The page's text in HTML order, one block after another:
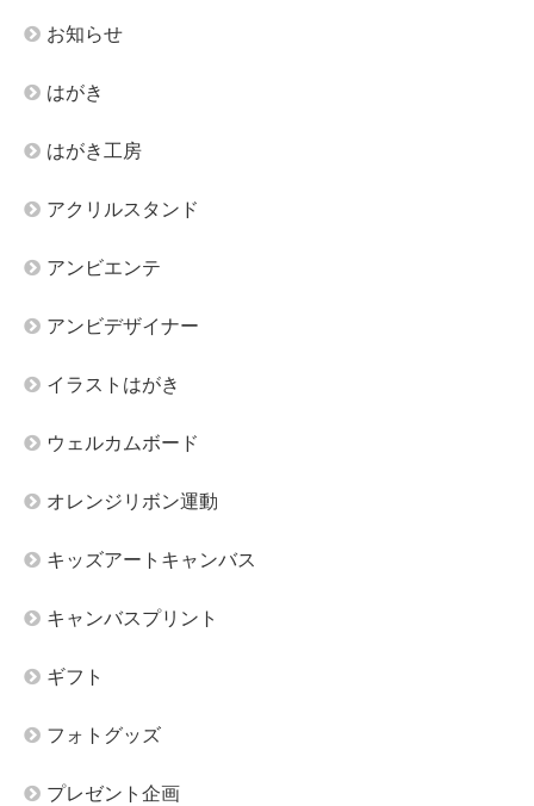
お知らせ
はがき
はがき工房
アクリルスタンド
アンビエンテ
アンビデザイナー
イラストはがき
ウェルカムボード
オレンジリボン運動
キッズアートキャンバス
キャンバスプリント
ギフト
フォトグッズ
プレゼント企画